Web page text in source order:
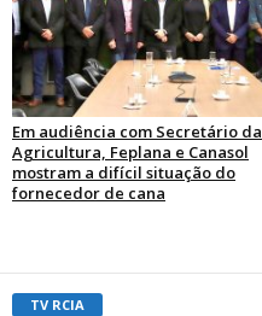
Em audiência com Secretário da
Agricultura, Feplana e Canasol
mostram a difícil situação do
fornecedor de cana
TV RCIA